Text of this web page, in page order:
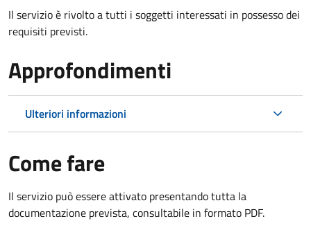
Il servizio è rivolto a tutti i soggetti interessati in possesso dei
requisiti previsti.
Approfondimenti
Ulteriori informazioni
Come fare
Il servizio può essere attivato presentando tutta la
documentazione prevista, consultabile in formato PDF.